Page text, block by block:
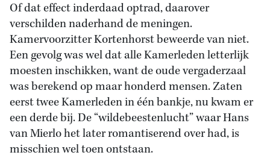
Of dat effect inderdaad optrad, daarover
verschilden naderhand de meningen.
Kamervoorzitter Kortenhorst beweerde van niet.
Een gevolg was wel dat alle Kamerleden letterlijk
moesten inschikken, want de oude vergaderzaal
was berekend op maar honderd mensen. Zaten
eerst twee Kamerleden in één bankje, nu kwam er
een derde bij. De “wildebeestenlucht” waar Hans
van Mierlo het later romantiserend over had, is
misschien wel toen ontstaan.